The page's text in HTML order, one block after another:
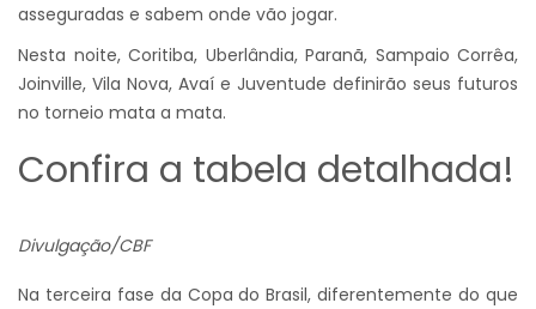
asseguradas e sabem onde vão jogar.
Nesta noite, Coritiba, Uberlândia, Paranã, Sampaio Corrêa,
Joinville, Vila Nova, Avaí e Juventude definirão seus futuros
no torneio mata a mata.
Confira a tabela detalhada!
Divulgação/CBF
Na terceira fase da Copa do Brasil, diferentemente do que